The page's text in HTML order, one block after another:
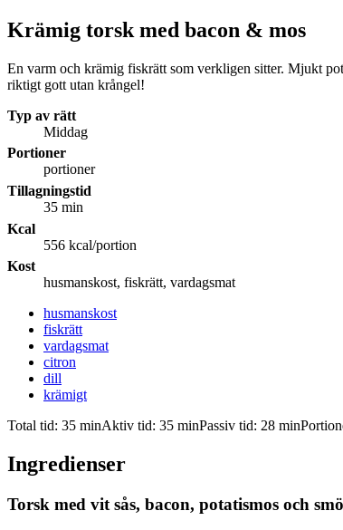
Krämig torsk med bacon & mos
En varm och krämig fiskrätt som verkligen sitter. Mjukt
riktigt gott utan krångel!
Typ av rätt
Middag
Portioner
portioner
Tillagningstid
35 min
Kcal
556 kcal/portion
Kost
husmanskost, fiskrätt, vardagsmat
husmanskost
fiskrätt
vardagsmat
citron
dill
krämigt
Total tid: 35 minAktiv tid: 35 minPassiv tid: 28 min
Ingredienser
Torsk med vit sås, bacon, potatismos och